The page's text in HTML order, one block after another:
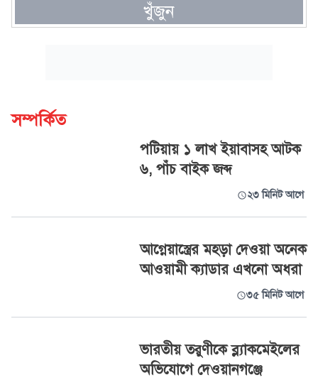
খুঁজুন
সম্পর্কিত
পটিয়ায় ১ লাখ ইয়াবাসহ আটক
৬, পাঁচ বাইক জব্দ
২৩ মিনিট আগে
আগ্নেয়াস্ত্রের মহড়া দেওয়া অনেক
আওয়ামী ক্যাডার এখনো অধরা
৩৫ মিনিট আগে
ভারতীয় তরুণীকে ব্ল্যাকমেইলের
অভিযোগে দেওয়ানগঞ্জে